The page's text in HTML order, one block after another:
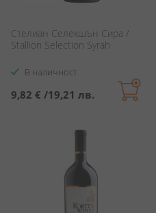
Стелиан Селекшън Сира /
Stallion Selection Syrah
В наличност
9,82 € /19,21 лв.